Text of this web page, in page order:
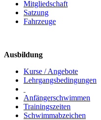
Mitgliedschaft
Satzung
Fahrzeuge
Ausbildung
Kurse / Angebote
Lehrgangsbedingungen
Anfängerschwimmen
Trainingszeiten
Schwimmabzeichen